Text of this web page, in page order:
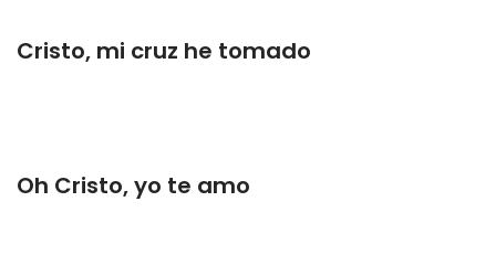
Cristo, mi cruz he tomado
Oh Cristo, yo te amo